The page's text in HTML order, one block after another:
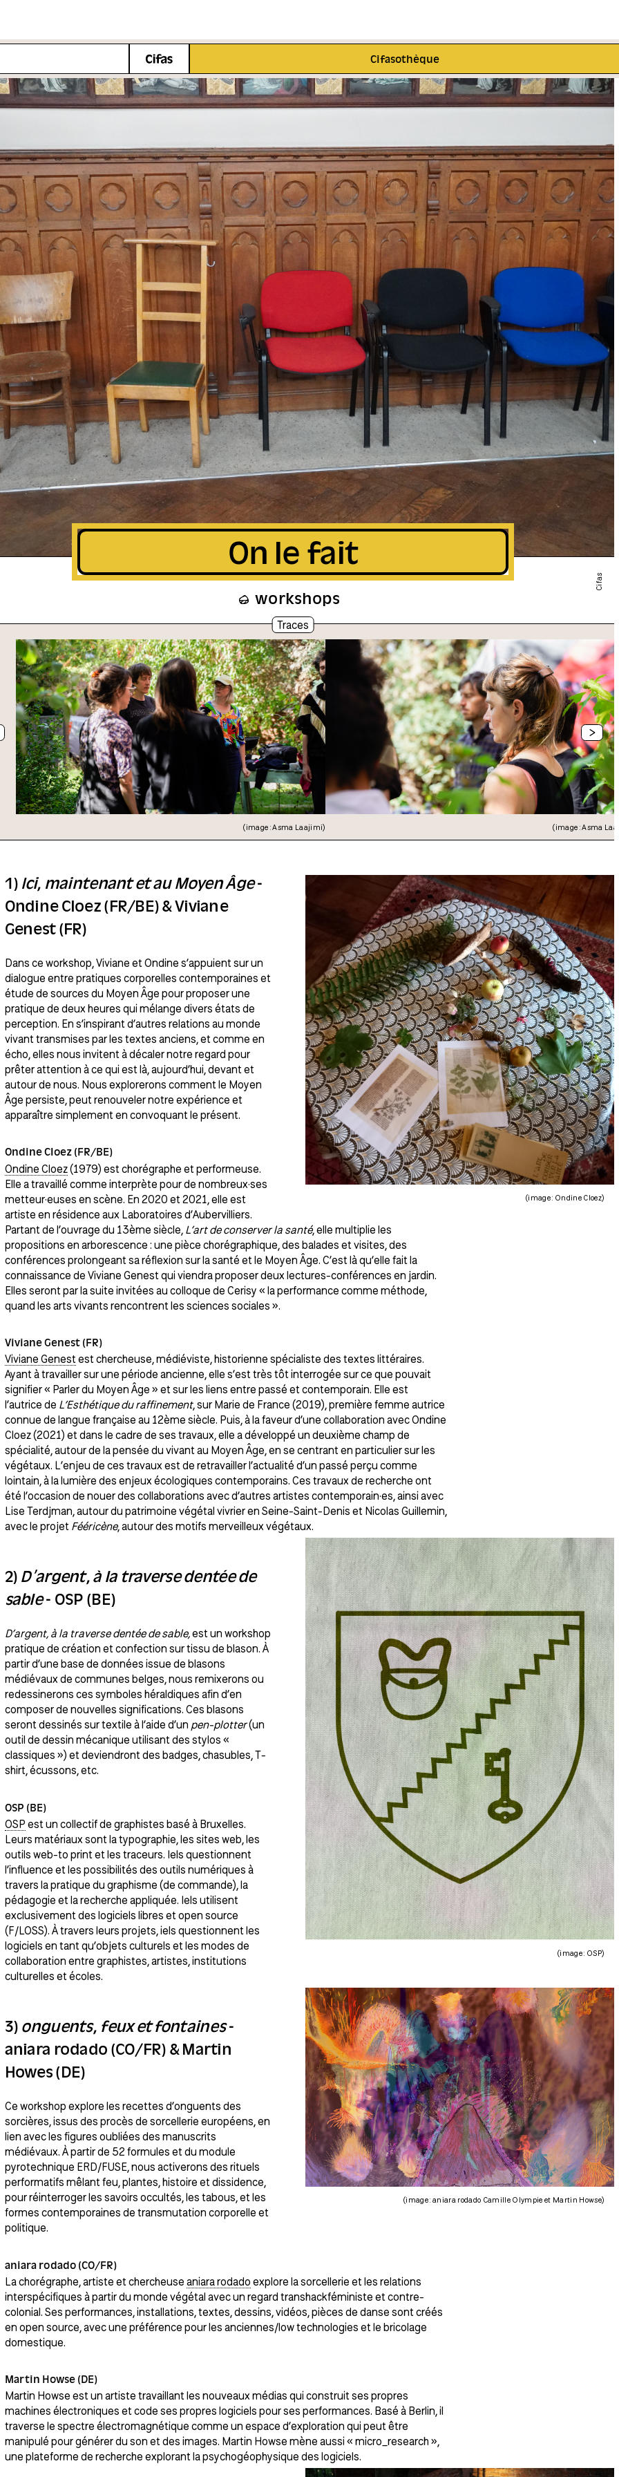
Cifasothèque
Cifas
On le fait
workshops
Traces
(image : Asma Laajimi) (image : Asma
>
(image : Ondine Cloez)
1) Ici, maintenant et au Moyen Âge-
Ondine Cloez (FR/BE) & Viviane
Genest (FR)
Dans ce workshop, Viviane et Ondine s’appuient sur un
dialogue entre pratiques corporelles contemporaines et
étude de sources du Moyen Âge pour proposer une
pratique de deux heures qui mélange divers états de
perception. En s’inspirant d’autres relations au monde
vivant transmises par les textes anciens, et comme en
écho, elles nous invitent à décaler notre regard pour
prêter attention à ce qui est là, aujourd’hui, devant et
autour de nous. Nous explorerons comment le Moyen
Âge persiste, peut renouveler notre expérience et
apparaître simplement en convoquant le présent.
Ondine Cloez (FR/BE)
Ondine Cloez(1979) est chorégraphe et performeuse.
Elle a travaillé comme interprète pour de nombreux·ses
metteur·euses en scène. En 2020 et 2021, elle est
artiste en résidence aux Laboratoires d’Aubervilliers.
Partant de l’ouvrage du 13ème siècle, L’art de conserver la santé, elle multiplie les
propositions en arborescence : une pièce chorégraphique, des balades et visites, des
conférences prolongeant sa réflexion sur la santé et le Moyen Âge. C’est là qu’elle fait la
connaissance de Viviane Genest qui viendra proposer deux lectures-conférences en jardin.
Elles seront par la suite invitées au colloque de Cerisy « la performance comme méthode,
quand les arts vivants rencontrent les sciences sociales ».
Viviane Genest (FR)
Viviane Genest est chercheuse, médiéviste, historienne spécialiste des textes littéraires.
Ayant à travailler sur une période ancienne, elle s’est très tôt interrogée sur ce que pouvait
signifier « Parler du Moyen Âge » et sur les liens entre passé et contemporain. Elle est
l’autrice de L’Esthétique du raffinement, sur Marie de France (2019), première femme autrice
connue de langue française au 12ème siècle. Puis, à la faveur d’une collaboration avec Ondine
Cloez (2021) et dans le cadre de ses travaux, elle a développé un deuxième champ de
spécialité, autour de la pensée du vivant au Moyen Âge, en se centrant en particulier sur les
végétaux. L’enjeu de ces travaux est de retravailler l’actualité d’un passé perçu comme
lointain, à la lumière des enjeux écologiques contemporains. Ces travaux de recherche ont
été l’occasion de nouer des collaborations avec d’autres artistes contemporain·es, ainsi avec
Lise Terdjman, autour du patrimoine végétal vivrier en Seine-Saint-Denis et Nicolas Guillemin,
avec le projet Fééricène, autour des motifs merveilleux végétaux.
(image : OSP)
2) D’argent, à la traverse dentée de
sable- OSP (BE)
D’argent, à la traverse dentée de sable,est un workshop
pratique de création et confection sur tissu de blason. À
partir d’une base de données issue de blasons
médiévaux de communes belges, nous remixerons ou
redessinerons ces symboles héraldiques afin d’en
composer de nouvelles significations. Ces blasons
seront dessinés sur textile à l’aide d’un pen-plotter(un
outil de dessin mécanique utilisant des stylos «
classiques ») et deviendront des badges, chasubles, T-
shirt, écussons, etc.
OSP (BE)
OSP est un collectif de graphistes basé à Bruxelles.
Leurs matériaux sont la typographie, les sites web, les
outils web-to print et les traceurs. Iels questionnent
l’influence et les possibilités des outils numériques à
travers la pratique du graphisme (de commande), la
pédagogie et la recherche appliquée. Iels utilisent
exclusivement des logiciels libres et open source
(F/LOSS). À travers leurs projets, iels questionnent les
logiciels en tant qu’objets culturels et les modes de
collaboration entre graphistes, artistes, institutions
culturelles et écoles.
(image : aniara rodado Camille Olympie et Martin Howse)
3) onguents, feux et fontaines-
aniara rodado (CO/FR) & Martin
Howes (DE)
Ce workshop explore les recettes d’onguents des
sorcières, issus des procès de sorcellerie européens, en
lien avec les figures oubliées des manuscrits
médiévaux. À partir de 52 formules et du module
pyrotechnique ERD/FUSE, nous activerons des rituels
performatifs mêlant feu, plantes, histoire et dissidence,
pour réinterroger les savoirs occultés, les tabous, et les
formes contemporaines de transmutation corporelle et
politique.
aniara rodado (CO/FR)
La chorégraphe, artiste et chercheuse aniara rodado explore la sorcellerie et les relations
interspécifiques à partir du monde végétal avec un regard transhackféministe et contre-
colonial. Ses performances, installations, textes, dessins, vidéos, pièces de danse sont créés
en open source, avec une préférence pour les anciennes/low technologies et le bricolage
domestique.
Martin Howse (DE)
Martin Howse est un artiste travaillant les nouveaux médias qui construit ses propres
machines électroniques et code ses propres logiciels pour ses performances. Basé à Berlin, il
traverse le spectre électromagnétique comme un espace d’exploration qui peut être
manipulé pour générer du son et des images. Martin Howse mène aussi « micro_research »,
une plateforme de recherche explorant la psychogéophysique des logiciels.